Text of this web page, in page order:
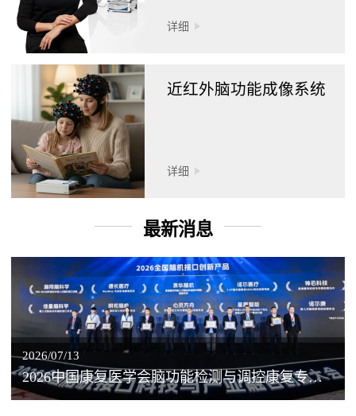
详细
近红外脑功能成像系统
详细
最新消息
2026/07/13
2026中国康复医学会脑功能检测与调控康复专业委员会学术年会丨脑客中国：脑机接口——EEG驱动TMS闭环调控工作坊